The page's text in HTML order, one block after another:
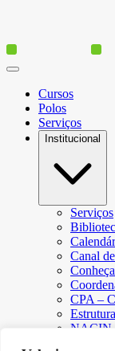
Cursos
Polos
Serviços
Institucional
Serviços
Canal
CPA –
NACIN